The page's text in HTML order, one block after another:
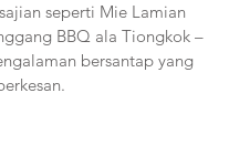
seperti Mie Lamian
BBQ ala Tiongkok –
bersantap yang